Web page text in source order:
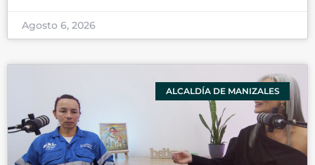
Agosto 6, 2026
ALCALDÍA DE MANIZALES